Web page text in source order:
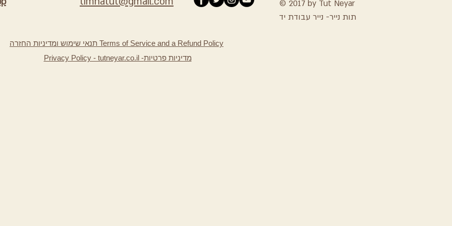
© 2017 by Tut Neyar
תות נייר- נייר עבודת יד
תנאי שימוש ומדיניות החזרה Terms of Service and a Refund Policy
Privacy Policy - tutneyar.co.il -מדיניות פרטיות